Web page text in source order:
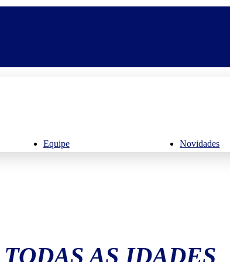
Equipe Novidades
AS IDADES